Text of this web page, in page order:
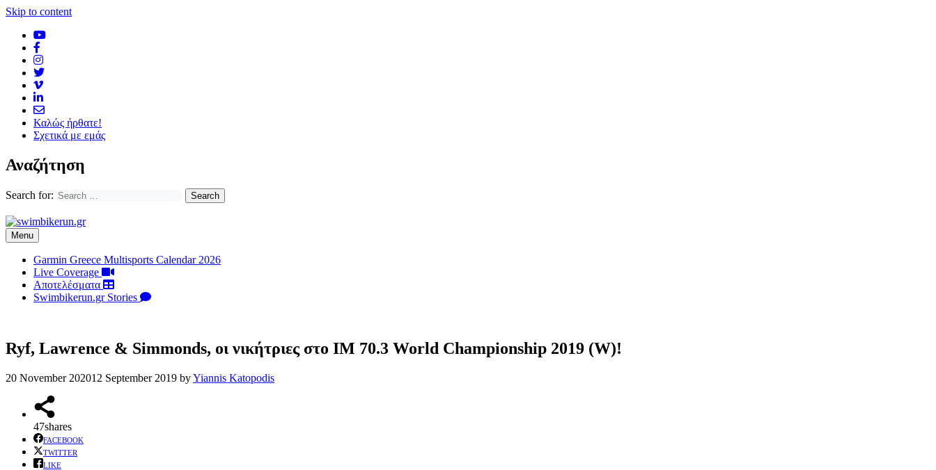
Skip to content
Καλώς ήρθατε!
Σχετικά με εμάς
Αναζήτηση
Search for:
Menu
Garmin Greece Multisports Calendar 2026
Live Coverage
Αποτελέσματα
Swimbikerun.gr Stories
Ryf, Lawrence & Simmonds, οι νικήτριες στο IM 70.3 World Championship 2019 (W)!
20 November 202012 September 2019 byYiannis Katopodis
47shares
FACEBOOK
TWITTER
LIKE